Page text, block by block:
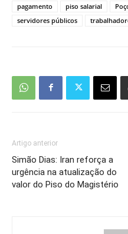
pagamento
piso salarial
servidores públicos
Artigo anterior
Simão Dias: Iran reforça a
urgência na atualização do
valor do Piso do Magistério